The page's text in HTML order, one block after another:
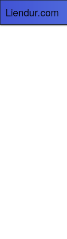
Liendur.com